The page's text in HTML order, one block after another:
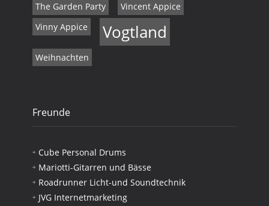
The Garden Party
Vincent Appice
Vinny Appice
Vogtland
Weihnachten
Freunde
Cube Personal Drums
Mariotti-Gitarren und Bässe
Roadrunner Licht-und Soundtechnik
JVG Internetmarketing